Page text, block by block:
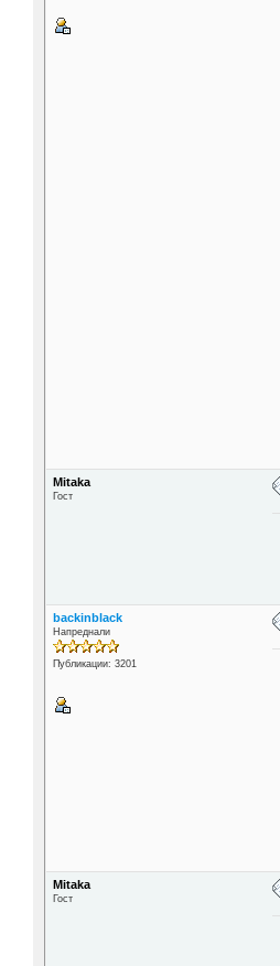
Mitaka
Гост
backinblack
Напреднали
Публикации: 3201
Mitaka
Гост